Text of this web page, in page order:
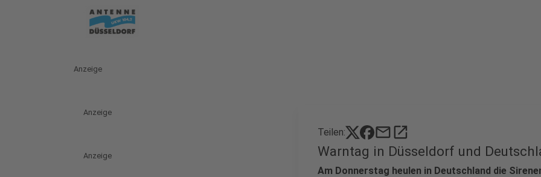
Anzeige
Anzeige
Anzeige
Teilen: mailopen_in_new
Warntag in Düsseldorf und
Am Donnerstag heulen in Deutschland die